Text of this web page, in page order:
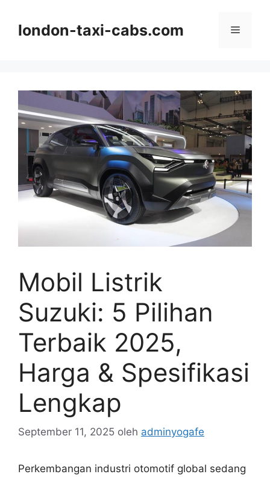
london-taxi-cabs.com Menu
Mobil Listrik
Suzuki: 5 Pilihan
Terbaik 2025,
Harga & Spesifikasi
Lengkap
September 11, 2025 oleh adminyogafe
Perkembangan industri otomotif global sedang